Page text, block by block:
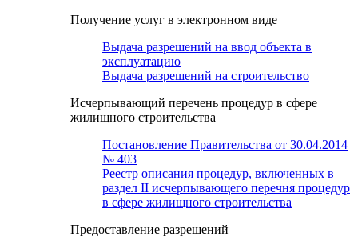
Получение услуг в электронном виде
Выдача разрешений на ввод объекта в
эксплуатацию
Выдача разрешений на строительство
Исчерпывающий перечень процедур в сфере
жилищного строительства
Постановление Правительства от 30.04.2014
№ 403
Реестр описания процедур, включенных в
раздел II исчерпывающего перечня процедур
в сфере жилищного строительства
Предоставление разрешений